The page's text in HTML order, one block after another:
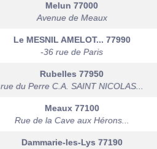
Melun 77000
Avenue de Meaux
Le MESNIL AMELOT... 77990
-36 rue de Paris
Rubelles 77950
rue du Perre C.A. SAINT NICOLAS...
Meaux 77100
Rue de la Cave aux Hérons...
Dammarie-les-Lys 77190